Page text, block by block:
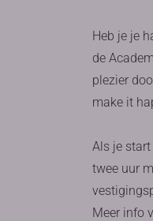
Heb je je
de
plezier
make it
Als je
twee uur
Meer info